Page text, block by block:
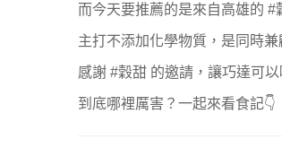
而今天要推薦的是來自高雄的 #
主打不添加化學物質，是同時兼
感謝 #穀甜 的邀請，讓巧達可以
到底哪裡厲害？一起來看食記👇